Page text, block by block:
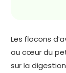
Les flocons
au cœur du
sur la